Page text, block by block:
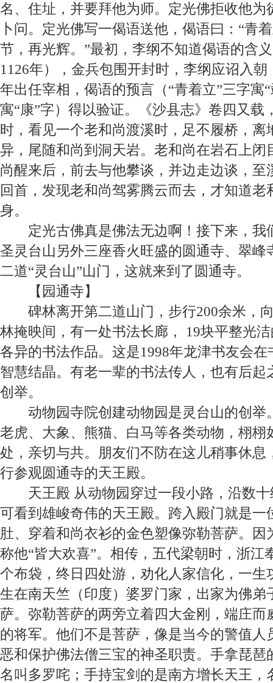
名、住址，并要拜他为师。定光佛拒收他为
卜问。定光佛写一偈语送他，偈语曰：“青
节，再光辉。”最初，李纲不知道偈语的含
1126年），金兵包围开封时，李纲应诏入
年出任宰相，偈语的预言（“青着立”三字寓
寓“康”字）得以验证。《沙县志》卷四又载
时，看见一个老和尚渡溪时，足不履桥，离
异，尾随和尚到洞天岩。老和尚在岩石上闭
尚醒来后，前去与他攀谈，并边走边谈，至
回首，发现老和尚驾雾腾云而去，才知道老
身。
定光古佛真是佛法无边啊！接下来，我
圣灵台山另外三座香火旺盛的圆通寺、翠峰
二道“灵台山”山门，这就来到了圆通寺。
【园通寺】
碑林离开第二道山门，步行200余米，
林掩映间，有一处书法长廊，
19块平整光
各异的书法作品。这是1998年龙津书友会在
智慧结晶。有老一辈的书法传人，也有后起
创举。
动物园寺院创建动物园是灵台山的创举
老虎、大象、熊猫、白马等各类动物，栩栩
处，亲切与共。朋友们不防在这儿稍事休息
行参观圆通寺的天王殿。
天王殿 从动物园穿过一段小路，沿数
可看到雄峻奇伟的天王殿。跨入殿门就是一
肚、穿着和尚衣衫的金色塑像弥勒菩萨。因
称他“皆大欢喜”。相传，五代梁朝时，浙江
个布袋，终日四处游，劝化人家信化，一生
生在南天竺（印度）婆罗门家，出家为佛弟
萨。弥勒菩萨的两旁立着四大金刚，端庄而
的将军。他们不是菩萨，像是当今的警值人
恶和保护佛法僧三宝的神圣职责。手拿琵琶
名叫多罗咤；手持宝剑的是南方增长天王，